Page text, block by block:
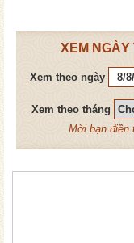
XEM NGÀY
Xem theo ngày
Xem theo tháng
Mời bạn điền